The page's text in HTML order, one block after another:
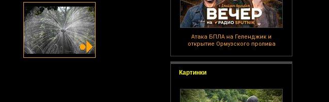
Атака БПЛА на Геленджик и
открытие Ормузского пролива
Картинки